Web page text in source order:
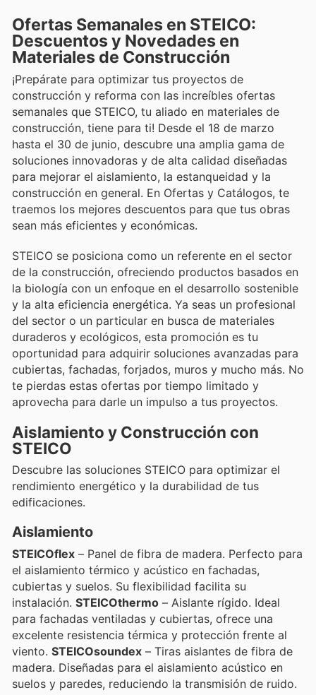
Ofertas Semanales en STEICO:
Descuentos y Novedades en
Materiales de Construcción
¡Prepárate para optimizar tus proyectos de
construcción y reforma con las increíbles ofertas
semanales que STEICO, tu aliado en materiales de
construcción, tiene para ti! Desde el 18 de marzo
hasta el 30 de junio, descubre una amplia gama de
soluciones innovadoras y de alta calidad diseñadas
para mejorar el aislamiento, la estanqueidad y la
construcción en general. En Ofertas y Catálogos, te
traemos los mejores descuentos para que tus obras
sean más eficientes y económicas.
STEICO se posiciona como un referente en el sector
de la construcción, ofreciendo productos basados en
la biología con un enfoque en el desarrollo sostenible
y la alta eficiencia energética. Ya seas un profesional
del sector o un particular en busca de materiales
duraderos y ecológicos, esta promoción es tu
oportunidad para adquirir soluciones avanzadas para
cubiertas, fachadas, forjados, muros y mucho más. No
te pierdas estas ofertas por tiempo limitado y
aprovecha para darle un impulso a tus proyectos.
Aislamiento y Construcción con
STEICO
Descubre las soluciones STEICO para optimizar el
rendimiento energético y la durabilidad de tus
edificaciones.
Aislamiento
STEICOflex – Panel de fibra de madera. Perfecto para
el aislamiento térmico y acústico en fachadas,
cubiertas y suelos. Su flexibilidad facilita su
instalación. STEICOthermo – Aislante rígido. Ideal
para fachadas ventiladas y cubiertas, ofrece una
excelente resistencia térmica y protección frente al
viento. STEICOsoundex – Tiras aislantes de fibra de
madera. Diseñadas para el aislamiento acústico en
suelos y paredes, reduciendo la transmisión de ruido.